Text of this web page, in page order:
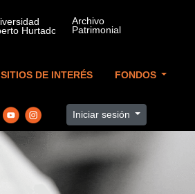
SITIOS DE INTERÉS FONDOS
Iniciar sesión